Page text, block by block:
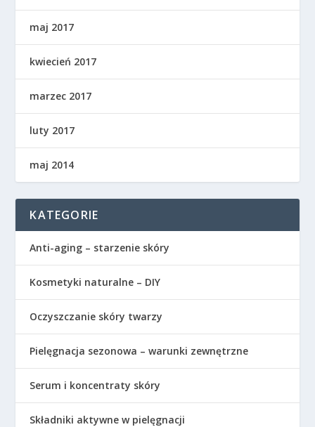
maj 2017
kwiecień 2017
marzec 2017
luty 2017
maj 2014
KATEGORIE
Anti-aging – starzenie skóry
Kosmetyki naturalne – DIY
Oczyszczanie skóry twarzy
Pielęgnacja sezonowa – warunki zewnętrzne
Serum i koncentraty skóry
Składniki aktywne w pielęgnacji